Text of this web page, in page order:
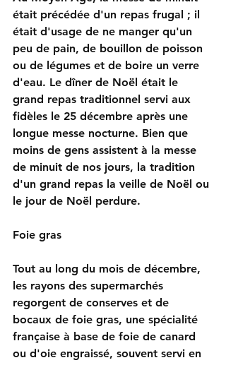
était précédée d'un repas frugal ; il
était d'usage de ne manger qu'un
peu de pain, de bouillon de poisson
ou de légumes et de boire un verre
d'eau. Le dîner de Noël était le
grand repas traditionnel servi aux
fidèles le 25 décembre après une
longue messe nocturne. Bien que
moins de gens assistent à la messe
de minuit de nos jours, la tradition
d'un grand repas la veille de Noël ou
le jour de Noël perdure.
Foie gras
Tout au long du mois de décembre,
les rayons des supermarchés
regorgent de conserves et de
bocaux de foie gras, une spécialité
française à base de foie de canard
ou d'oie engraissé, souvent servi en